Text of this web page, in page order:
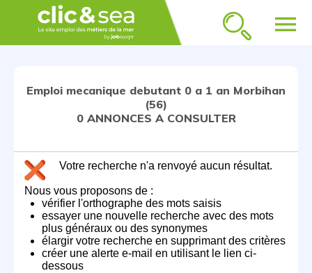
menu
Emploi mecanique debutant 0 a 1 an Morbihan
(56)
0 ANNONCES A CONSULTER
Votre recherche n'a renvoyé aucun résultat.
Nous vous proposons de :
vérifier l'orthographe des mots saisis
essayer une nouvelle recherche avec des mots
plus généraux ou des synonymes
élargir votre recherche en supprimant des critères
créer une alerte e-mail en utilisant le lien ci-
dessous